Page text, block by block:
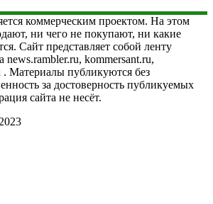
коммерческим проектом. На этом
ни чего не покупают, ни какие
Сайт представляет собой ленту
news.rambler.ru, kommersant.ru,
. Материалы публикуются без
за достоверность публикуемых
сайта не несёт.